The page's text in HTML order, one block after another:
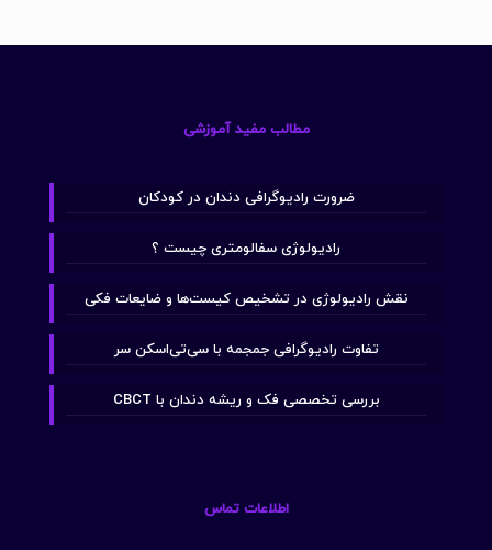
مطالب مفید آموزشی
ضرورت رادیوگرافی دندان در کودکان
رادیولوژی سفالومتری چیست ؟
نقش رادیولوژی در تشخیص کیست‌ها و ضایعات فکی
تفاوت رادیوگرافی جمجمه با سی‌تی‌اسکن سر
بررسی تخصصی فک و ریشه دندان با CBCT
اطلاعات تماس